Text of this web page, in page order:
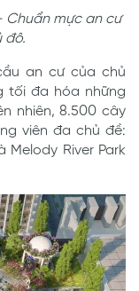
Chuẩn mực an cư
đô.
an cư của chủ
tối đa hóa những
nhiên, 8.500 cây
viên đa chủ đề:
Melody River Park